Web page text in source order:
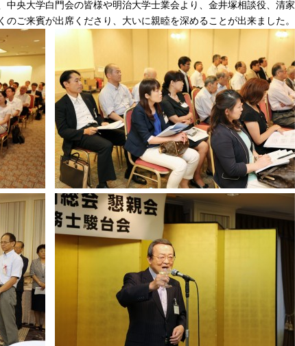
中央大学白門会の皆様や明治大学士業会より、金井塚相談役、清家
ご来賓が出席くださり、大いに親睦を深めることが出来ました。